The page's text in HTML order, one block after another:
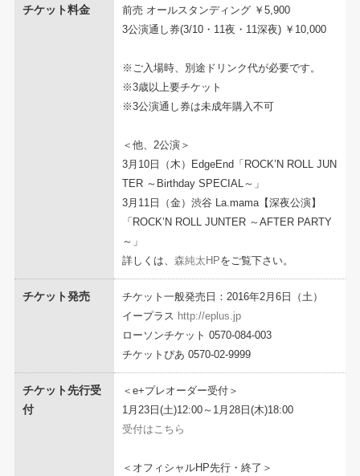
チケット料金
前売 オールスタンディング ￥5,900
3公演通し券(3/10・11夜・11深夜) ￥10,000
※ご入場時、別途ドリンク代が必要です。
※3歳以上要チケット
※3公演通し券は未成年購入不可
＜他、2公演＞
3月10日（木）EdgeEnd「ROCK’N ROLL JUN
TER ～Birthday SPECIAL～」
3月11日（金）渋谷 La.mama【深夜公演】
「ROCK’N ROLL JUNTER ～AFTER PARTY
～」
詳しくは、 森純太HPをご覧下さい。
チケット発売
チケット一般発売日：2016年2月6日（土）
イープラス http://eplus.jp
ローソンチケット 0570-084-003
チケットぴあ 0570-02-9999
チケット先行受
付
＜e+プレオーダー受付＞
1月23日(土)12:00～1月28日(木)18:00
受付はこちら
＜オフィシャルHP先行・終了＞